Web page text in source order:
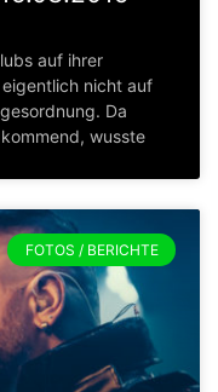
auf ihrer
eigentlich nicht auf
Da
wusste
FOTOS / BERICHTE